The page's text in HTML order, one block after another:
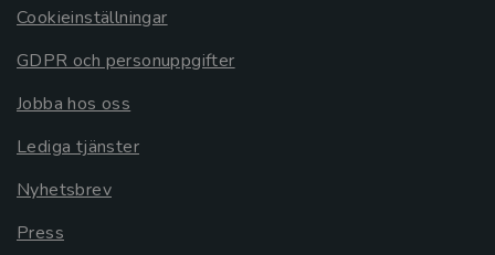
Cookieinställningar
GDPR och personuppgifter
Jobba hos oss
Lediga tjänster
Nyhetsbrev
Press